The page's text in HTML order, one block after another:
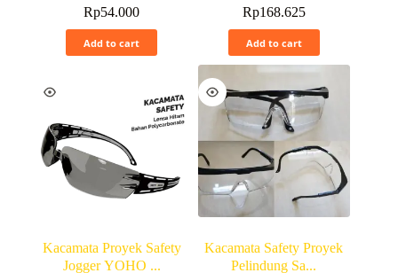
Rp54.000
Add to cart
Rp168.625
Add to cart
Kacamata Proyek Safety
Jogger YOHO ...
Kacamata Safety Proyek
Pelindung Sa...